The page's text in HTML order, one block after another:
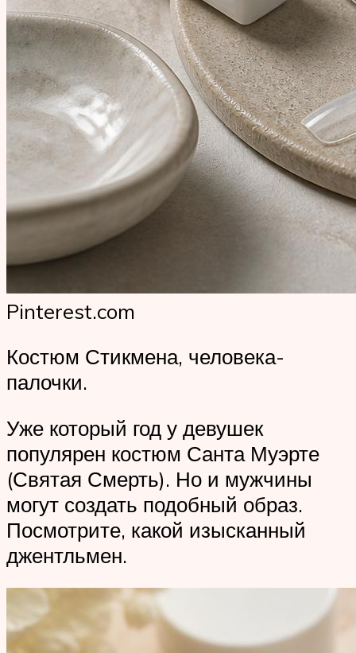
Pinterest.com
Костюм Стикмена, человека-
палочки.
Уже который год у девушек
популярен костюм Санта Муэрте
(Святая Смерть). Но и мужчины
могут создать подобный образ.
Посмотрите, какой изысканный
джентльмен.